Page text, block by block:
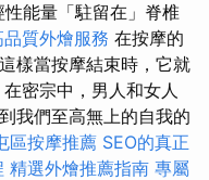
性能量「駐留在」脊椎
質外燴服務 在按摩的
樣當按摩結束時，它就
密宗中，男人和女人
我們至高無上的自我的
區按摩推薦 SEO的真正
精選外燴推薦指南 專屬